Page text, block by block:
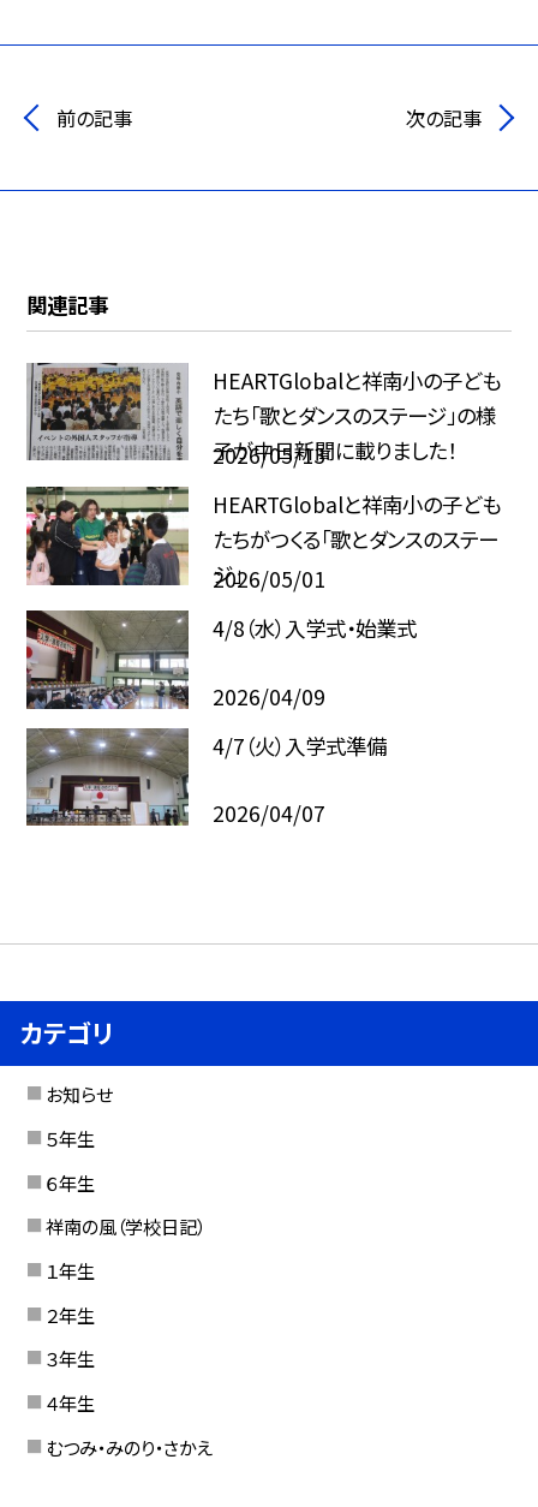
前の記事 次の記事
関連記事
HEARTGlobalと祥南小の子ども
たち「歌とダンスのステージ」の様
子が中日新聞に載りました！
2026/05/13
HEARTGlobalと祥南小の子ども
たちがつくる「歌とダンスのステー
ジ」
2026/05/01
4/8（水）入学式・始業式
2026/04/09
4/7（火）入学式準備
2026/04/07
カテゴリ
お知らせ
５年生
６年生
祥南の風（学校日記）
１年生
２年生
３年生
４年生
むつみ・みのり・さかえ